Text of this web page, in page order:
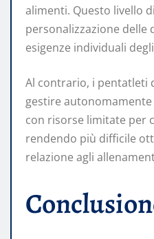
alimenti. Questo livello
personalizzazione delle
esigenze individuali
Al contrario, i pentatleti
gestire
con risorse limitate per
rendendo più difficile
relazione agli